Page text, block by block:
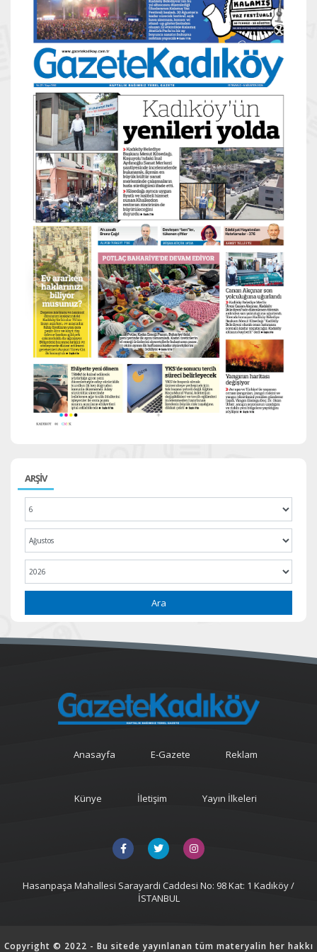
ARŞİV
Ara
Anasayfa E-Gazete Reklam
Künye İletişim Yayın İlkeleri
Hasanpaşa Mahallesi Sarayardi Caddesi No: 98 Kat: 1 Kadıköy /
İSTANBUL
Copyright © 2022 - Bu sitede yayınlanan tüm materyalin her hakkı